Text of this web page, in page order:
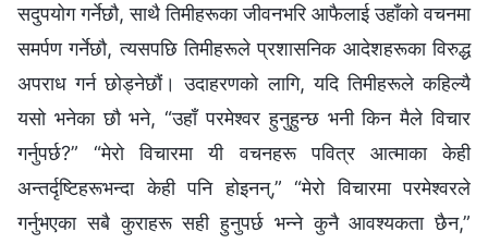
सदुपयोग गर्नेछौ, साथै तिमीहरूका जीवनभरि आफैलाई उहाँको वचनमा
समर्पण गर्नेछौ, त्यसपछि तिमीहरूले प्रशासनिक आदेशहरूका विरुद्ध
अपराध गर्न छोड्नेछौं। उदाहरणको लागि, यदि तिमीहरूले कहिल्यै
यसो भनेका छौ भने, “उहाँ परमेश्‍वर हुनुहुन्छ भनी किन मैले विचार
गर्नुपर्छ?” “मेरो विचारमा यी वचनहरू पवित्र आत्माका केही
अन्तर्दृष्टिहरूभन्दा केही पनि होइनन्,” “मेरो विचारमा परमेश्‍वरले
गर्नुभएका सबै कुराहरू सही हुनुपर्छ भन्‍ने कुनै आवश्यकता छैन,”